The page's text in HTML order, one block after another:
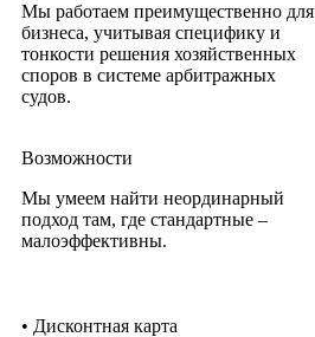
Мы работаем преимущественно для
бизнеса, учитывая специфику и
тонкости решения хозяйственных
споров в системе арбитражных
судов.
Возможности
Мы умеем найти неординарный
подход там, где стандартные –
малоэффективны.
• Дисконтная карта